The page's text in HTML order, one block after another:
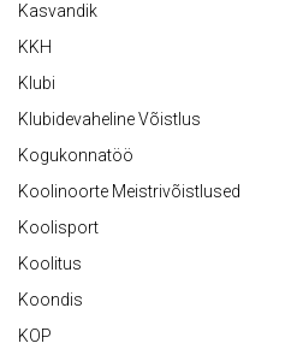
Kasvandik
KKH
Klubi
Klubidevaheline Võistlus
Kogukonnatöö
Koolinoorte Meistrivõistlused
Koolisport
Koolitus
Koondis
KOP